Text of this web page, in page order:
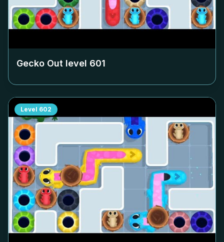
Gecko Out level 601
Level 602